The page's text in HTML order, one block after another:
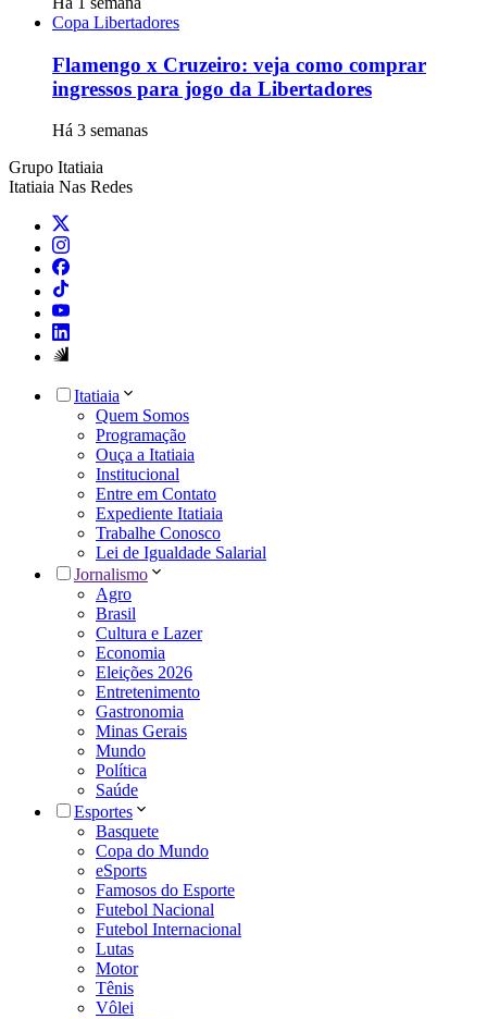
Copa Libertadores
Flamengo x Cruzeiro: veja como comprar
ingressos para jogo da Libertadores
Há 3 semanas
Grupo Itatiaia
Itatiaia Nas Redes
Itatiaia
Quem Somos
Programação
Ouça a Itatiaia
Institucional
Entre em Contato
Expediente Itatiaia
Trabalhe Conosco
Lei de Igualdade Salarial
Jornalismo
Agro
Brasil
Cultura e Lazer
Economia
Eleições 2026
Entretenimento
Gastronomia
Minas Gerais
Mundo
Política
Saúde
Esportes
Basquete
Copa do Mundo
eSports
Famosos do Esporte
Futebol Nacional
Futebol Internacional
Lutas
Motor
Tênis
Vôlei